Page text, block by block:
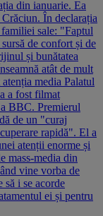
din ianuarie. Ea
În declarația
sale: "Faptul
de confort și de
și bunătatea
atât de mult
media Palatul
a fost filmat
BBC. Premierul
de un "curaj
rapidă". El a
atenții enorme și
mass-media din
vine vorba de
să i se acorde
ei și pentru